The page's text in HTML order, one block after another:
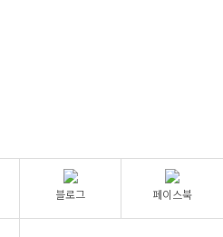
블로그 페이스북